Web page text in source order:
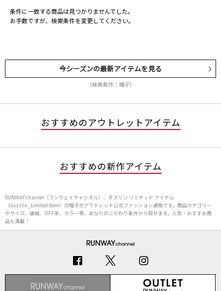
条件に一致する商品は見つかりませんでした。
お手数ですが、検索条件を変更してください。
今シーズンの最新アイテムを見る
（検索条件：帽子）
おすすめのアウトレットアイテム
おすすめの新作アイテム
RUNWAY channel（ランウェイチャンネル）、ダズリン リミテッド アイテム
（dazzlin_Limited Item）の帽子のアウトレット公式ファッション通販です。商品カテゴリー
やサイズ、価格、OFF率、カラー等、あなたのこだわり条件から探せます。人気・おすすめ商
品も満載！